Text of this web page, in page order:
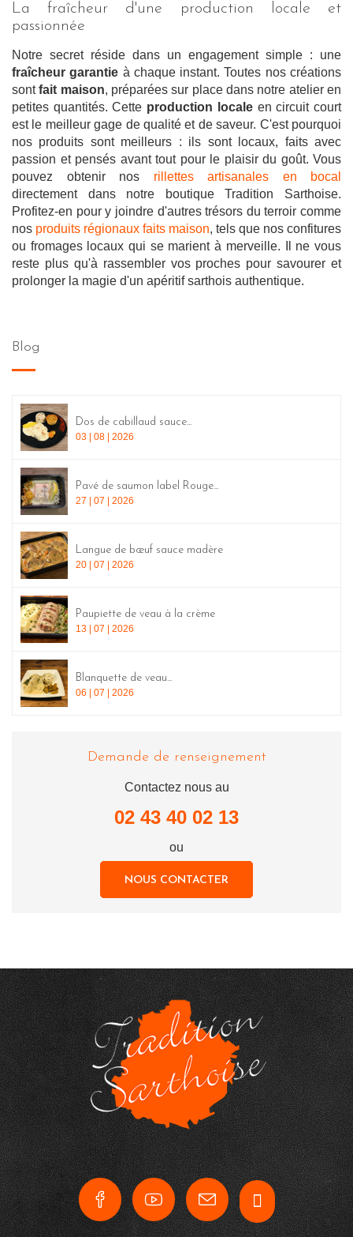
La fraîcheur d'une production locale et
passionnée
Notre secret réside dans un engagement simple : une
fraîcheur garantie à chaque instant. Toutes nos créations
sontfait maison, préparées sur place dans notre atelier en
petites quantités. Cette production localeen circuit court
est le meilleur gage de qualité et de saveur. C'est pourquoi
nos produits sont meilleurs : ils sont locaux, faits avec
passion et pensés avant tout pour le plaisir du goût. Vous
pouvez obtenir nos rillettes artisanales en bocal
directement dans notre boutique Tradition Sarthoise.
Profitez-en pour y joindre d'autres trésors du terroir comme
nos produits régionaux faits maison, tels que nos confitures
ou fromages locaux qui se marient à merveille. Il ne vous
reste plus qu'à rassembler vos proches pour savourer et
prolonger la magie d'un apéritif sarthois authentique.
Blog
Dos de cabillaud sauce...
03 | 08 | 2026
Pavé de saumon label Rouge...
27 | 07 | 2026
Langue de bœuf sauce madère
20 | 07 | 2026
Paupiette de veau à la crème
13 | 07 | 2026
Blanquette de veau...
06 | 07 | 2026
Demande de renseignement
Contactez nous au
02 43 40 02 13
ou
NOUS CONTACTER